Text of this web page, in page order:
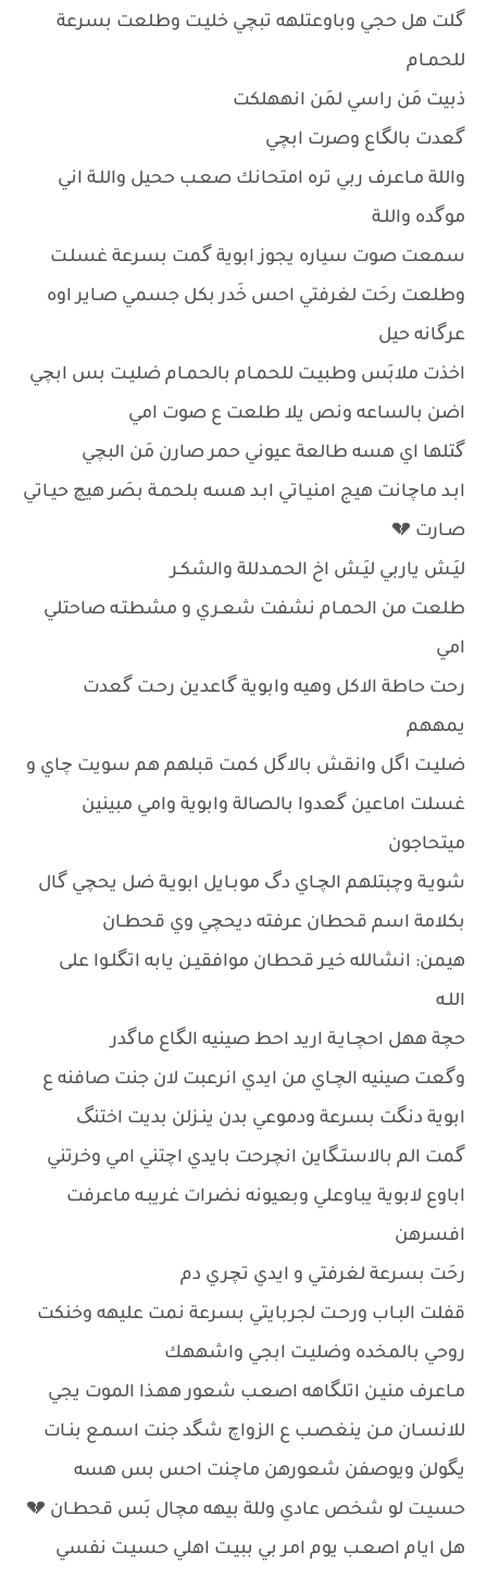
گلت هل حجي وباوعتلهه تبچي خليـت وطلعت بسرعة
للحمـام
ذبيت مَن راسي لمَن انههلكت
گعدت بالگاع وصرت ابچي
واللة مـاعرف ربي تره امتحانك صعـب ححيل واللـة اني
موگده واللـة
سمعت صوت سياره يجوز ابوية گمت بسرعة غسلـت
وطلعت رحَت لغرفتي احس خَدر بكل جسمي صـاير اوه
عرگانه حيل
اخذت ملابَس وطبيـت للحمـام بالحمـام ضليـت بس ابچي
اضن بالساعه ونص يلا طلعت ع صوت امي
گتلها اي هسه طالعة عيوني حمر صارن مَن البچي
ابـد ماچانت هيج امنيـاتي ابـد هسه بلحمـة بصَر هيچ حيـاتي
صـارت 💔
ليَـش ياربي ليَـش اخ الحمـدللة والشكـر
طلعت من الحمـام نشفت شعـري و مشطتـه صاحتلي
امي
رحت حاطة الاكل وهيه وابوية گاعدين رحـت گعدت
يمههم
ضليـت اگل وانقش بالاگل كمت قبلهم هم سويت چاي و
غسلت اماعين گعدوا بالصالة وابوية وامي مبينين
ميتحاجون
شويـة وچبتلهم الچـاي دگ موبـايل ابويـة ضل يحچي گال
بكلامة اسم قحطان عرفته ديحچي وي قحطـان
هيمن: انشالله خيـر قحطان موافقيـن يابه اتگلـوا على
اللـه
حچة ههل احچـايـة اريد احط صينيه الگاع ماگدر
وگعت صينيه الچـاي من ايدي انرعبت لان جنت صافنه ع
ابوية دنگت بسرعة ودموعي بدن ينـزلن بديت اختنگ
گمت الم بالاستـگاين انچرحت بايدي اچتني امي وخرتني
اباوع لابوية يباوعلي وبعيونه نضرات غريبـه ماعرفت
افسرهن
رحَت بسرعة لغرفتي و ايدي تچري دم
قفلت البـاب ورحـت لجربايتي بسرعة نمت عليهه وخنكت
روحي بالمخده وضليـت ابجي واشههك
مـاعرف منيـن اتلگاهه اصعـب شعور ههـذا الموت يجي
للانسـان مـن ينغصـب ع الزواچ شگد جنت اسمـع بنـات
يگولن ويوصفن شعورهن ماچنت احس بس هسه
حسيـت لو شخص عادي وللة بيهه مچال بَس قحطـان 💔
هل ايام اصعـب يوم امر بي ببيـت اهلي حسيـت نفسي